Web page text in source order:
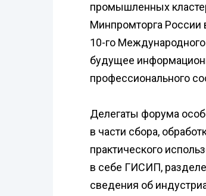
промышленных
Минпромторга России
10-го
будущее
профессионального
Делегаты форума
в части сбора,
практического
в себе ГИСИП,
сведения об